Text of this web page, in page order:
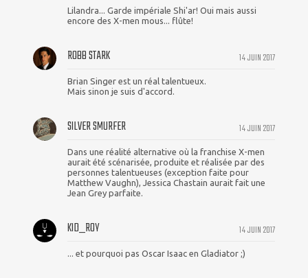
Lilandra... Garde impériale Shi'ar! Oui mais aussi
encore des X-men mous... flûte!
14 JUIN 2017
ROBB STARK
Brian Singer est un réal talentueux.
Mais sinon je suis d'accord.
14 JUIN 2017
SILVER SMURFER
Dans une réalité alternative où la franchise X-men
aurait été scénarisée, produite et réalisée par des
personnes talentueuses (exception faite pour
Matthew Vaughn), Jessica Chastain aurait fait une
Jean Grey parfaite.
14 JUIN 2017
KID_ROY
... et pourquoi pas Oscar Isaac en Gladiator ;)